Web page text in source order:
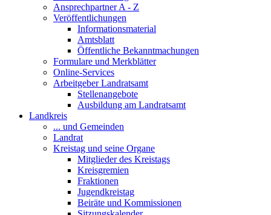
Ansprechpartner A - Z
Veröffentlichungen
Informationsmaterial
Amtsblatt
Öffentliche Bekanntmachungen
Formulare und Merkblätter
Online-Services
Arbeitgeber Landratsamt
Stellenangebote
Ausbildung am Landratsamt
Landkreis
... und Gemeinden
Landrat
Kreistag und seine Organe
Mitglieder des Kreistags
Kreisgremien
Fraktionen
Jugendkreistag
Beiräte und Kommissionen